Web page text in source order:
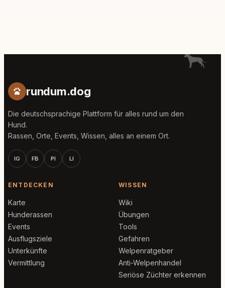
rundum.dog
Die deutschsprachige Plattform für alles rund um den
Hund.
Rassen, Orte, Events, Wissen, alles an einem Ort.
IG FB PI LI
ENTDECKEN
Karte
Hunderassen
Events
Ausflugsziele
Unterkünfte
Vermittlung
WISSEN
Wiki
Übungen
Tools
Gefahren
Welpenratgeber
Anti-Welpenhandel
Seriöse Züchter erkennen